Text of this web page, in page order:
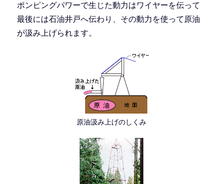
ポンピングパワーで生じた動力はワイヤーを伝って
最後には石油井戸へ伝わり、その動力を使って原油
が汲み上げられます。
原油汲み上げのしくみ